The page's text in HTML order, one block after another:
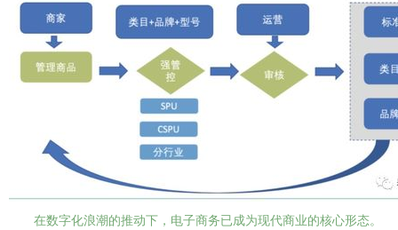
在数字化浪潮的推动下，电子商务已成为现代商业的核心形态。